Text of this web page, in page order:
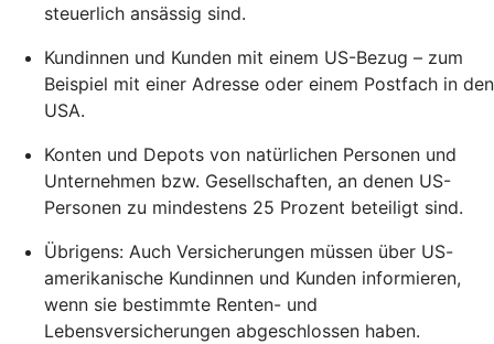
steuerlich ansässig sind.
Kundinnen und Kunden mit einem US-Bezug – zum
Beispiel mit einer Adresse oder einem Postfach in den
USA.
Konten und Depots von natürlichen Personen und
Unternehmen bzw. Gesellschaften, an denen US-
Personen zu mindestens 25 Prozent beteiligt sind.
Übrigens: Auch Versicherungen müssen über US-
amerikanische Kundinnen und Kunden informieren,
wenn sie bestimmte Renten- und
Lebensversicherungen abgeschlossen haben.